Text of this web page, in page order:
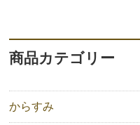
商品カテゴリー
からすみ